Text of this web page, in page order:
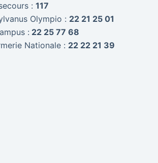
: 117
Olympio : 22 21 25 01
: 22 25 77 68
Nationale : 22 22 21 39